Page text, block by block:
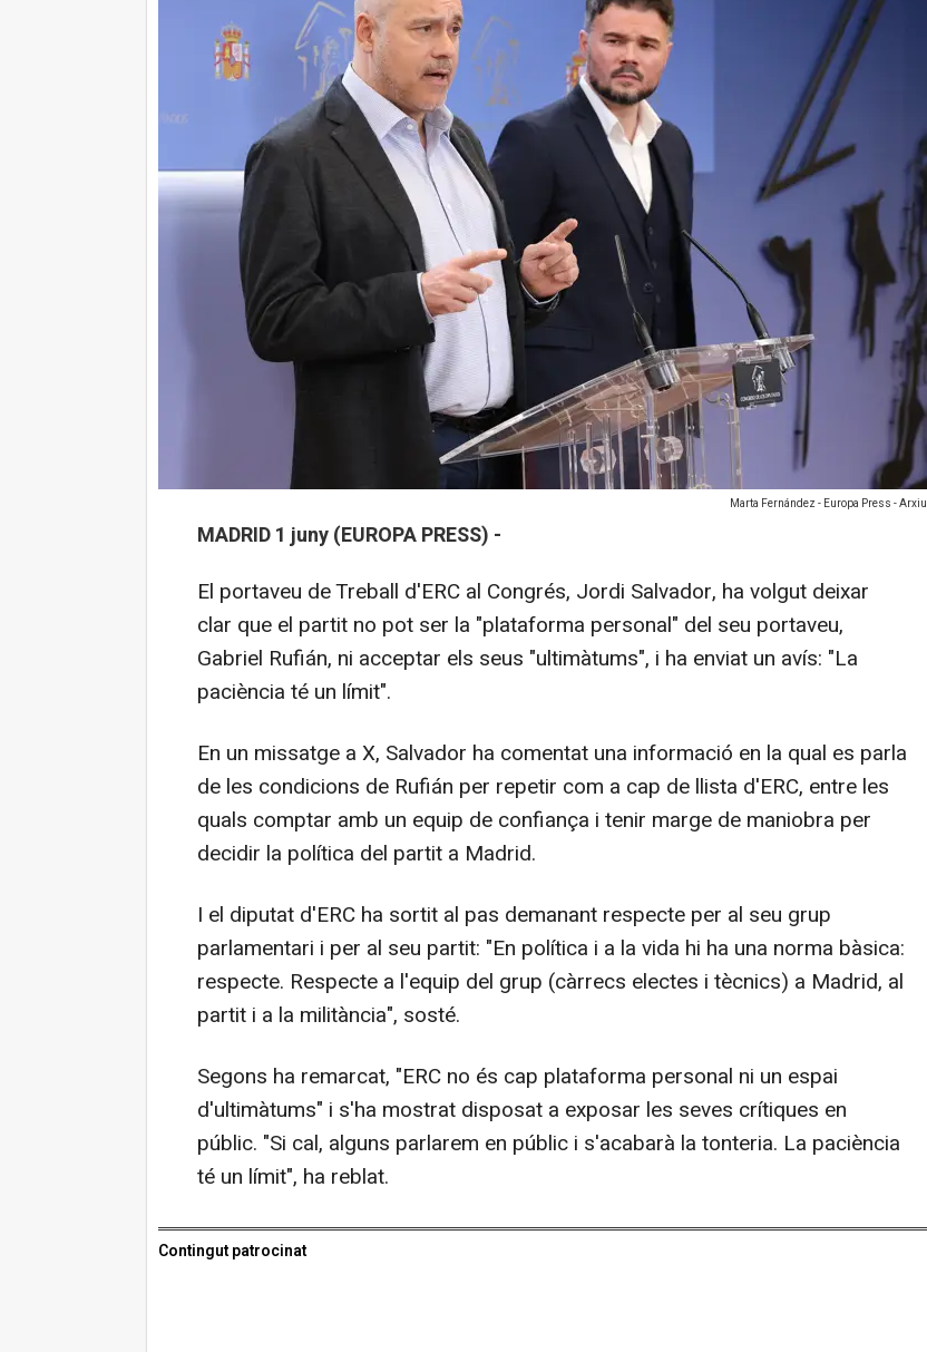
Marta Fernández - Europa Press - Arxiu
MADRID 1 juny (EUROPA PRESS) -
El portaveu de Treball d'ERC al Congrés, Jordi Salvador, ha volgut deixar
clar que el partit no pot ser la "plataforma personal" del seu portaveu,
Gabriel Rufián, ni acceptar els seus "ultimàtums", i ha enviat un avís: "La
paciència té un límit".
En un missatge a X, Salvador ha comentat una informació en la qual es parla
de les condicions de Rufián per repetir com a cap de llista d'ERC, entre les
quals comptar amb un equip de confiança i tenir marge de maniobra per
decidir la política del partit a Madrid.
I el diputat d'ERC ha sortit al pas demanant respecte per al seu grup
parlamentari i per al seu partit: "En política i a la vida hi ha una norma bàsica:
respecte. Respecte a l'equip del grup (càrrecs electes i tècnics) a Madrid, al
partit i a la militància", sosté.
Segons ha remarcat, "ERC no és cap plataforma personal ni un espai
d'ultimàtums" i s'ha mostrat disposat a exposar les seves crítiques en
públic. "Si cal, alguns parlarem en públic i s'acabarà la tonteria. La paciència
té un límit", ha reblat.
Contingut patrocinat